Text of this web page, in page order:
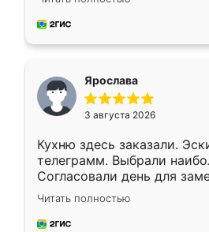
для замера сотрудник
предложил по моему
Ярослава
3 августа 2026
Кухню здесь заказали.
телеграмм. Выбрали
Согласовали день для
недели кухня была уже
довольны работой.
мебель за качественную
Читать полностью